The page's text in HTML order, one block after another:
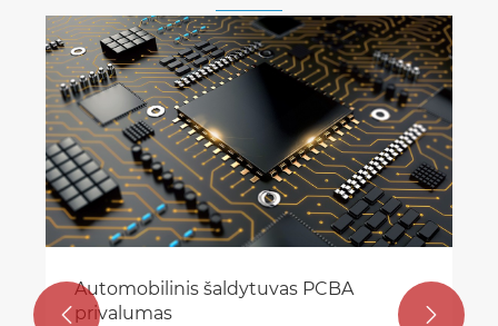
Automobilinis šaldytuvas PCBA
privalumas
 